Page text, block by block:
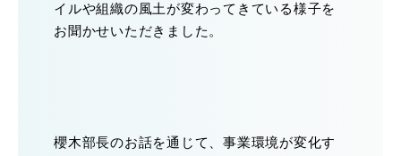
イルや組織の風土が変わってきている様子を
お聞かせいただきました。
櫻木部長のお話を通じて、事業環境が変化す